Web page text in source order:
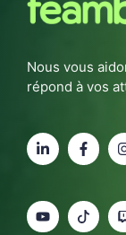
Nous vous
répond à vos